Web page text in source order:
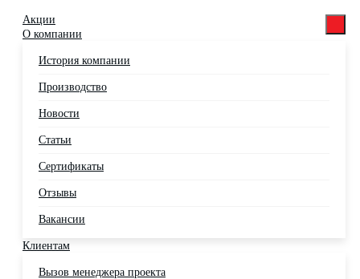
Акции
О компании
История компании
Производство
Новости
Статьи
Сертификаты
Отзывы
Вакансии
Клиентам
Вызов менеджера проекта